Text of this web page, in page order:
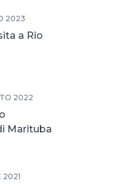
2023
a Rio
2022
Marituba
2021